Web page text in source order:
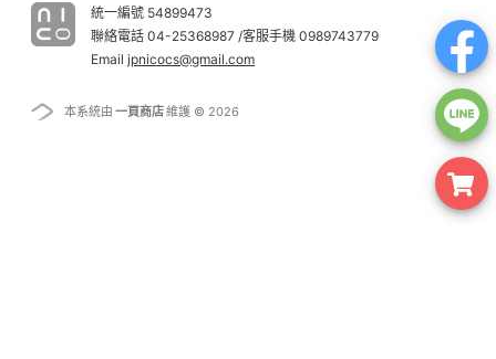
統一編號 54899473
聯絡電話 04-25368987 /客服手機 0989743779
Email jpnicocs@gmail.com
本系統由 一頁商店維護 © 2026